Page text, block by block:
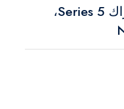
مشاية كهربائية نورديك تراك Series 5،